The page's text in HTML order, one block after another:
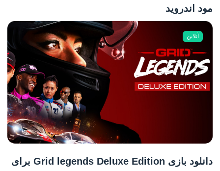
مود اندروید
آنلاین
دانلود بازی Grid legends Deluxe Edition برای